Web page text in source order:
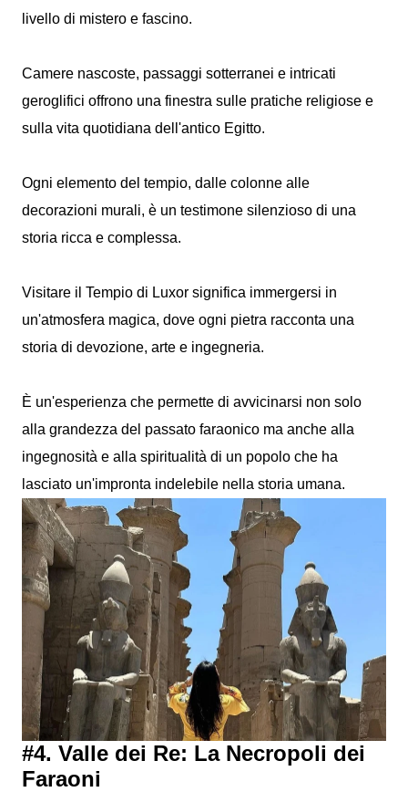
livello di mistero e fascino.
Camere nascoste, passaggi sotterranei e intricati
geroglifici offrono una finestra sulle pratiche religiose e
sulla vita quotidiana dell'antico Egitto.
Ogni elemento del tempio, dalle colonne alle
decorazioni murali, è un testimone silenzioso di una
storia ricca e complessa.
Visitare il Tempio di Luxor significa immergersi in
un'atmosfera magica, dove ogni pietra racconta una
storia di devozione, arte e ingegneria.
È un'esperienza che permette di avvicinarsi non solo
alla grandezza del passato faraonico ma anche alla
ingegnosità e alla spiritualità di un popolo che ha
lasciato un'impronta indelebile nella storia umana.
#4. Valle dei Re: La Necropoli dei
Faraoni